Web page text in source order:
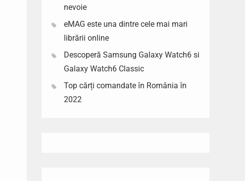
nevoie
eMAG este una dintre cele mai mari
librării online
Descoperă Samsung Galaxy Watch6 si
Galaxy Watch6 Classic
Top cărți comandate în România în
2022